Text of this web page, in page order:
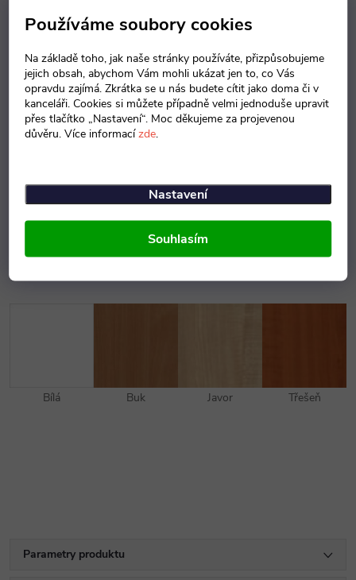
Používáme soubory cookies
Na základě toho, jak naše stránky používáte, přizpůsobujeme
jejich obsah, abychom Vám mohli ukázat jen to, co Vás
opravdu zajímá. Zkrátka se u nás budete cítit jako doma či v
kanceláři. Cookies si můžete případně velmi jednoduše upravit
přes tlačítko „Nastavení“. Moc děkujeme za projevenou
důvěru. Více informacízde.
Nastavení
Souhlasím
stavitelné nožičky.
DEKORY DŘEVA
Bílá Buk Javor Třešeň
Parametry produktu